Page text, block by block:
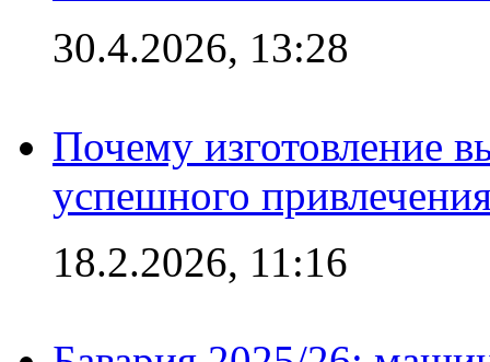
30.4.2026, 13:28
Почему изготовление
успешного
18.2.2026, 11:16